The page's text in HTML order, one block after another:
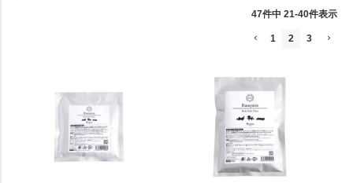
47件中 21-40件表示
1 2 3